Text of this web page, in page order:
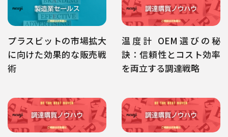
プラスビットの市場拡大
に向けた効果的な販売戦
術
温度計 OEM選びの秘
訣：信頼性とコスト効率
を両立する調達戦略